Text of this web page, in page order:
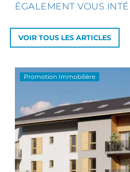
ÉGALEMENT VOUS
VOIR TOUS LES ARTICLES
Promotion Immobilière